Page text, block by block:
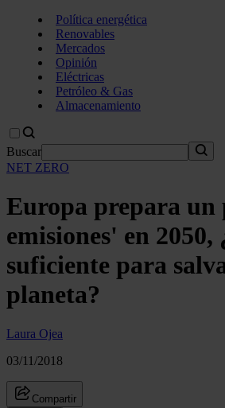
Política energética
Renovables
Mercados
Opinión
Eléctricas
Petróleo & Gas
Almacenamiento
Buscar
NET ZERO
Europa prepara un
emisiones' en 2050,
suficiente para
planeta?
Laura Ojea
03/11/2018
Compartir